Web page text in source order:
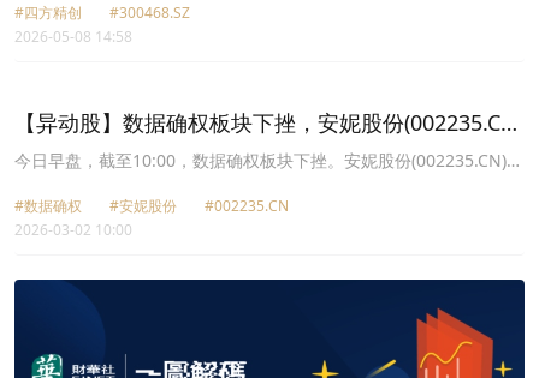
基于Agent的支付将会是一种市场潜力巨大，以及金融机构需要积极
拥抱的支付模式创新。公司会关注包括APOP在内的Agentic
支付金融基建和支付场景创新的全面领域经验，一如既往的不断探索
新兴的技术体系，以更好地全方位的协助银行升级转型。
#四方精创
#300468.SZ
2026-05-08 14:58
【异动股】数据确权板块下挫，安妮股份(002235.CN)
跌6.81%
今日早盘，截至10:00，数据确权板块下挫。安妮股份(002235.CN)跌
件(688590.CN)跌5.39%报16.31元，数字认证(300579.CN)跌5.36%
报30.39元，四方精创(300468.CN)跌5.04%报34.7元，数码视讯
12.35元，博瑞传播(600880.CN)跌4.70%报5.47元。
#数据确权 #安妮股份
#002235.CN
2026-03-02 10:00